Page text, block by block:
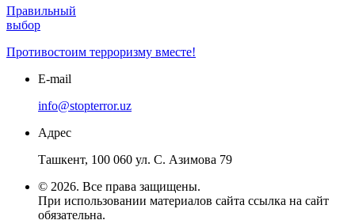
Правильный
выбор
Противостоим терроризму вместе!
E-mail
info@stopterror.uz
Адрес
Ташкент, 100 060 ул. С. Азимова 79
© 2026. Все права защищены.
При использовании материалов сайта ссылка на сайт
обязательна.